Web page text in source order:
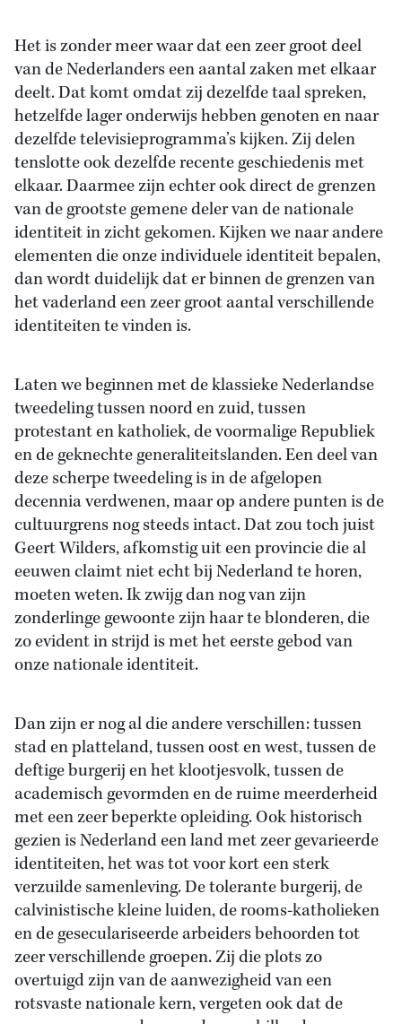
Het is zonder meer waar dat een zeer groot deel
van de Nederlanders een aantal zaken met elkaar
deelt. Dat komt omdat zij dezelfde taal spreken,
hetzelfde lager onderwijs hebben genoten en naar
dezelfde televisieprogramma’s kijken. Zij delen
tenslotte ook dezelfde recente geschiedenis met
elkaar. Daarmee zijn echter ook direct de grenzen
van de grootste gemene deler van de nationale
identiteit in zicht gekomen. Kijken we naar andere
elementen die onze individuele identiteit bepalen,
dan wordt duidelijk dat er binnen de grenzen van
het vaderland een zeer groot aantal verschillende
identiteiten te vinden is.
Laten we beginnen met de klassieke Nederlandse
tweedeling tussen noord en zuid, tussen
protestant en katholiek, de voormalige Republiek
en de geknechte generaliteitslanden. Een deel van
deze scherpe tweedeling is in de afgelopen
decennia verdwenen, maar op andere punten is de
cultuurgrens nog steeds intact. Dat zou toch juist
Geert Wilders, afkomstig uit een provincie die al
eeuwen claimt niet echt bij Nederland te horen,
moeten weten. Ik zwijg dan nog van zijn
zonderlinge gewoonte zijn haar te blonderen, die
zo evident in strijd is met het eerste gebod van
onze nationale identiteit.
Dan zijn er nog al die andere verschillen: tussen
stad en platteland, tussen oost en west, tussen de
deftige burgerij en het klootjesvolk, tussen de
academisch gevormden en de ruime meerderheid
met een zeer beperkte opleiding. Ook historisch
gezien is Nederland een land met zeer gevarieerde
identiteiten, het was tot voor kort een sterk
verzuilde samenleving. De tolerante burgerij, de
calvinistische kleine luiden, de rooms-katholieken
en de geseculariseerde arbeiders behoorden tot
zeer verschillende groepen. Zij die plots zo
overtuigd zijn van de aanwezigheid van een
rotsvaste nationale kern, vergeten ook dat de